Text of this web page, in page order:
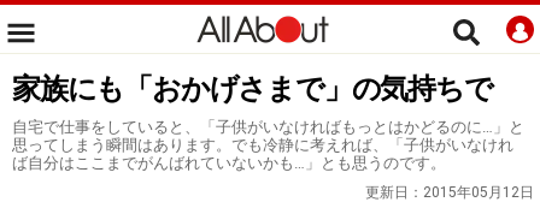
家族にも「おかげさまで」の気持ちで
自宅で仕事をしていると、「子供がいなければもっとはかどるのに…」と
思ってしまう瞬間はあります。でも冷静に考えれば、「子供がいなけれ
ば自分はここまでがんばれていないかも…」とも思うのです。
更新日： 2015年05月12日